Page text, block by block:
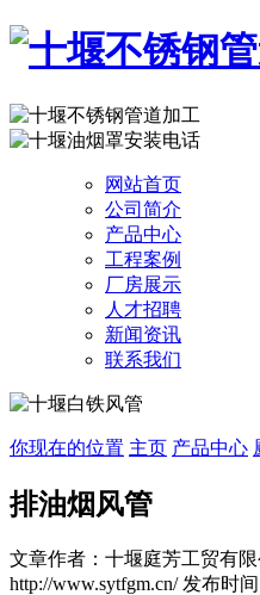
网站首页
公司简介
产品中心
工程案例
厂房展示
人才招聘
新闻资讯
联系我们
你现在的位置 主页 产品中心
排油烟风管
文章作者：十堰庭芳工贸有限
http://www.sytfgm.cn/ 发布时